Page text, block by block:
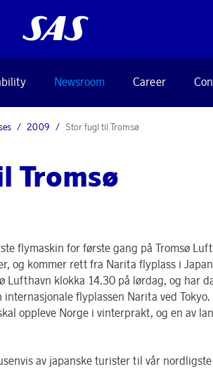
Newsroom Career
2009 Stor fugl til Tromsø
Tromsø
flymaskin for første gang på Tromsø
og kommer rett fra Narita flyplass i
Lufthavn klokka 14.30 på lørdag, og har
flyplassen Narita ved
oppleve Norge i vinterprakt, og en av
av japanske turister til vår